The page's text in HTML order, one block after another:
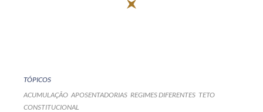
TÓPICOS
ACUMULAÇÃO APOSENTADORIAS REGIMES DIFERENTES TETO
CONSTITUCIONAL